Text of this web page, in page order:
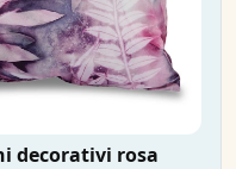
decorativi rosa